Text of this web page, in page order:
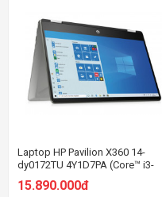
Laptop HP Pavilion X360 14-
dy0172TU 4Y1D7PA (Core™ i3-
1125G4 | 4GB | 256GB | Intel UHD
Graphics | 14inch FHD | Cảm ứng
15.890.000đ